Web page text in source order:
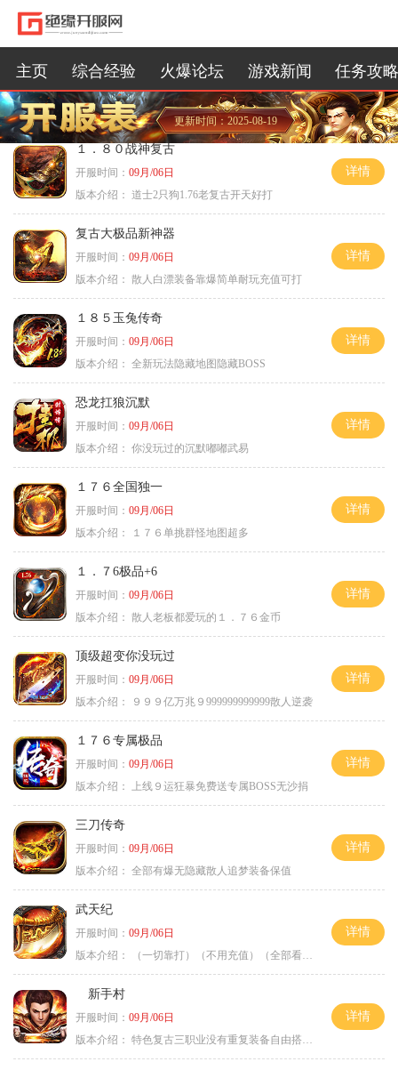
主页 综合经验 火爆论坛 游戏新闻 任务攻
更新时间：2025-08-19
１．８０战神复古
开服时间： 09月/06日
版本介绍： 道士2只狗1.76老复古开天好打
详情
复古大极品新神器
开服时间： 09月/06日
版本介绍： 散人白漂装备靠爆简单耐玩充值可打
详情
１８５玉兔传奇
开服时间： 09月/06日
版本介绍： 全新玩法隐藏地图隐藏BOSS
详情
恐龙扛狼沉默
开服时间： 09月/06日
版本介绍： 你没玩过的沉默嘟嘟武易
详情
１７６全国独一
开服时间： 09月/06日
版本介绍：
１７６单挑群怪地图超多
详情
１．７6极品+6
开服时间： 09月/06日
版本介绍： 散人老板都爱玩的１．７６金币
详情
顶级超变你没玩过
开服时间： 09月/06日
版本介绍：
９９９亿万兆９999999999999散人逆袭
详情
１７６专属极品
开服时间： 09月/06日
版本介绍：
上线９运狂暴免费送专属BOSS无沙捐
详情
三刀传奇
开服时间： 09月/06日
版本介绍： 全部有爆无隐藏散人追梦装备保值
详情
武天纪
开服时间： 09月/06日
版本介绍：
（一切靠打）（不用充值）（全部看脸）
详情
新手村
开服时间： 09月/06日
版本介绍： 特色复古三职业没有重复装备自由搭配私
详情